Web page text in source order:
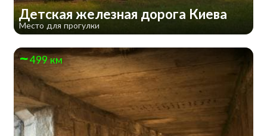
Детская железная дорога Киева
Место для прогулки
499 км